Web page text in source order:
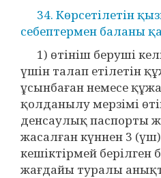
34. Көрсетілетін
себептермен баланы
1) өтініш беруші
үшін талап етілетін
ұсынбаған немесе
қолданылу мерзімі
денсаулық паспорты
жасалған күннен 3 (үш)
кешіктірмей
жағдайы туралы